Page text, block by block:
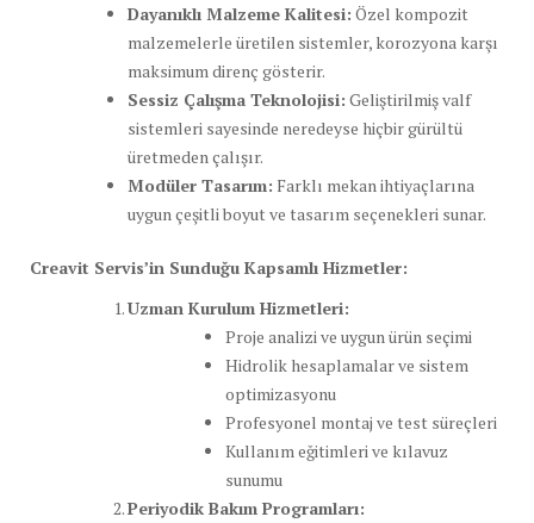
Dayanıklı Malzeme Kalitesi: Özel kompozit
malzemelerle üretilen sistemler, korozyona karşı
maksimum direnç gösterir.
Sessiz Çalışma Teknolojisi: Geliştirilmiş valf
sistemleri sayesinde neredeyse hiçbir gürültü
üretmeden çalışır.
Modüler Tasarım: Farklı mekan ihtiyaçlarına
uygun çeşitli boyut ve tasarım seçenekleri sunar.
Creavit Servis’in Sunduğu Kapsamlı Hizmetler:
Uzman Kurulum Hizmetleri:
Proje analizi ve uygun ürün seçimi
Hidrolik hesaplamalar ve sistem
optimizasyonu
Profesyonel montaj ve test süreçleri
Kullanım eğitimleri ve kılavuz
sunumu
Periyodik Bakım Programları: